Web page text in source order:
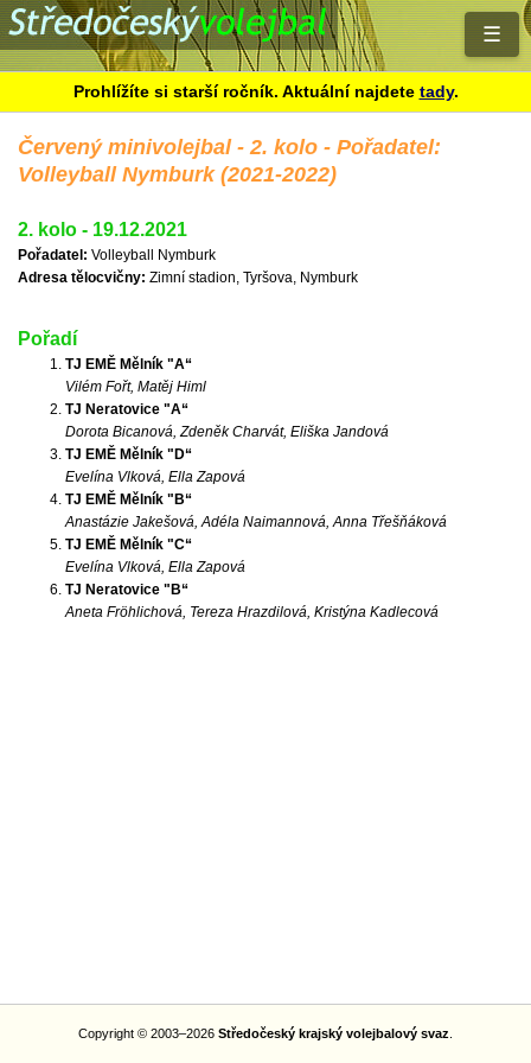
☰
Prohlížíte si starší ročník. Aktuální najdete tady.
Červený minivolejbal - 2. kolo - Pořadatel:
Volleyball Nymburk (2021-2022)
2. kolo - 19.12.2021
Pořadatel: Volleyball Nymburk
Adresa tělocvičny: Zimní stadion, Tyršova, Nymburk
Pořadí
TJ EMĚ Mělník "A“
Vilém Fořt, Matěj Himl
TJ Neratovice "A“
Dorota Bicanová, Zdeněk Charvát, Eliška Jandová
TJ EMĚ Mělník "D“
Evelína Vlková, Ella Zapová
TJ EMĚ Mělník "B“
Anastázie Jakešová, Adéla Naimannová, Anna Třešňáková
TJ EMĚ Mělník "C“
Evelína Vlková, Ella Zapová
TJ Neratovice "B“
Aneta Fröhlichová, Tereza Hrazdilová, Kristýna Kadlecová
Copyright © 2003–2026 Středočeský krajský volejbalový svaz